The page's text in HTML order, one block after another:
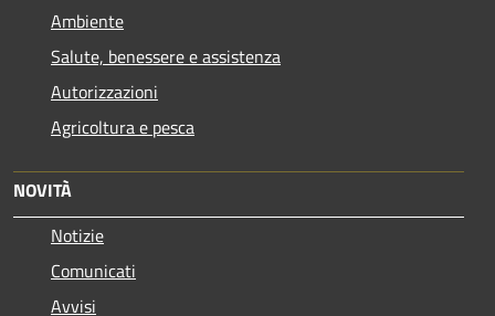
Ambiente
Salute, benessere e assistenza
Autorizzazioni
Agricoltura e pesca
NOVITÀ
Notizie
Comunicati
Avvisi